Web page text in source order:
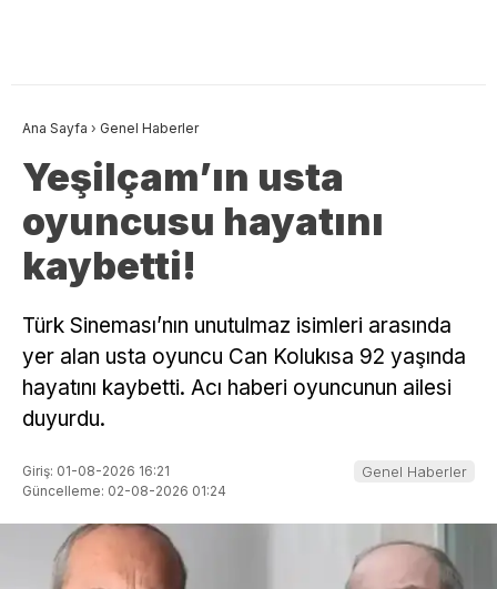
Ana Sayfa › Genel Haberler
Yeşilçam’ın usta
oyuncusu hayatını
kaybetti!
Türk Sineması’nın unutulmaz isimleri arasında
yer alan usta oyuncu Can Kolukısa 92 yaşında
hayatını kaybetti. Acı haberi oyuncunun ailesi
duyurdu.
Giriş: 01-08-2026 16:21
Güncelleme: 02-08-2026 01:24
Genel Haberler